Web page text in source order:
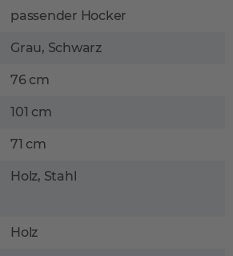
passender Hocker
Grau, Schwarz
76 cm
101 cm
71 cm
Holz, Stahl
Holz